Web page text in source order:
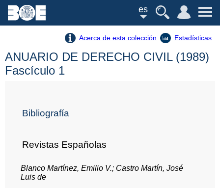
es
Acerca de esta colección Estadísticas
ANUARIO DE DERECHO CIVIL (1989)
Fascículo 1
Bibliografía
Revistas Españolas
Blanco Martínez, Emilio V.; Castro Martín, José
Luis de